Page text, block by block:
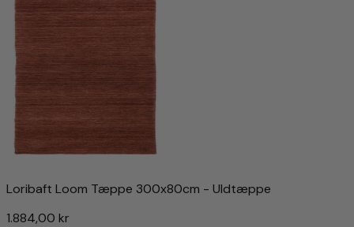
Loribaft Loom Tæppe 300x80cm - Uldtæppe
1.884,00 kr